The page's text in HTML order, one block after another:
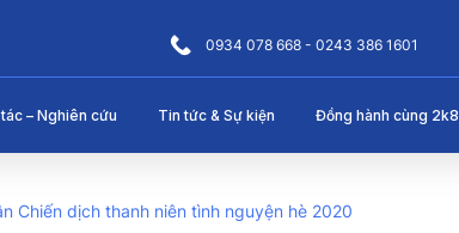
0934 078 668 - 0243 386 1601
– Nghiên cứu Tin tức & Sự kiện Đồng hành cùng 2k8
Chiến dịch thanh niên tình nguyện hè 2020